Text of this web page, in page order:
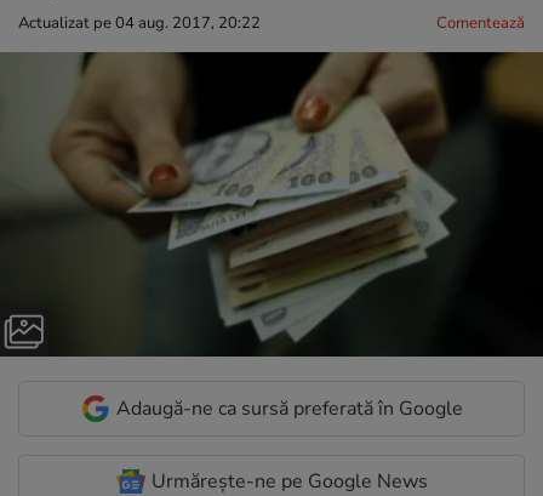
Actualizat pe 04 aug. 2017, 20:22 Comentează
Adaugă-ne ca sursă preferată în Google
Urmărește-ne pe Google News